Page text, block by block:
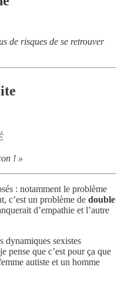
de risques de se retrouver
! »
: notamment le problème
c’est un problème de double
d’empathie et l’autre
dynamiques sexistes
pense que c’est pour ça que
autiste et un homme